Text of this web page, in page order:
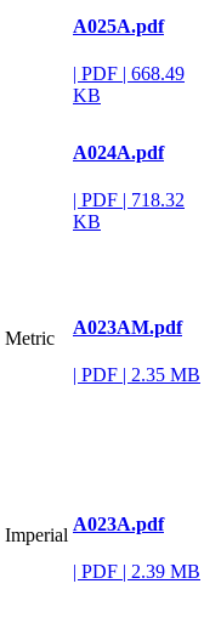
A025A.pdf
| PDF | 668.49
KB
A024A.pdf
| PDF | 718.32
KB
Metric
A023AM.pdf
| PDF | 2.35 MB
Imperial
A023A.pdf
| PDF | 2.39 MB